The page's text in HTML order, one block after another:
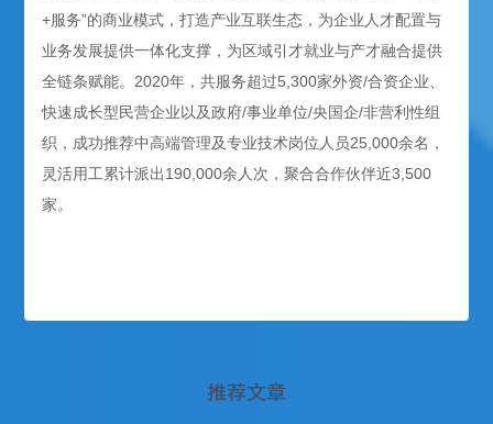
+服务”的商业模式，打造产业互联生态，为企业人才配置与
业务发展提供一体化支撑，为区域引才就业与产才融合提供
全链条赋能。2020年，共服务超过5,300家外资/合资企业、
快速成长型民营企业以及政府/事业单位/央国企/非营利性组
织，成功推荐中高端管理及专业技术岗位人员25,000余名，
灵活用工累计派出190,000余人次，聚合合作伙伴近3,500
家。
推荐文章